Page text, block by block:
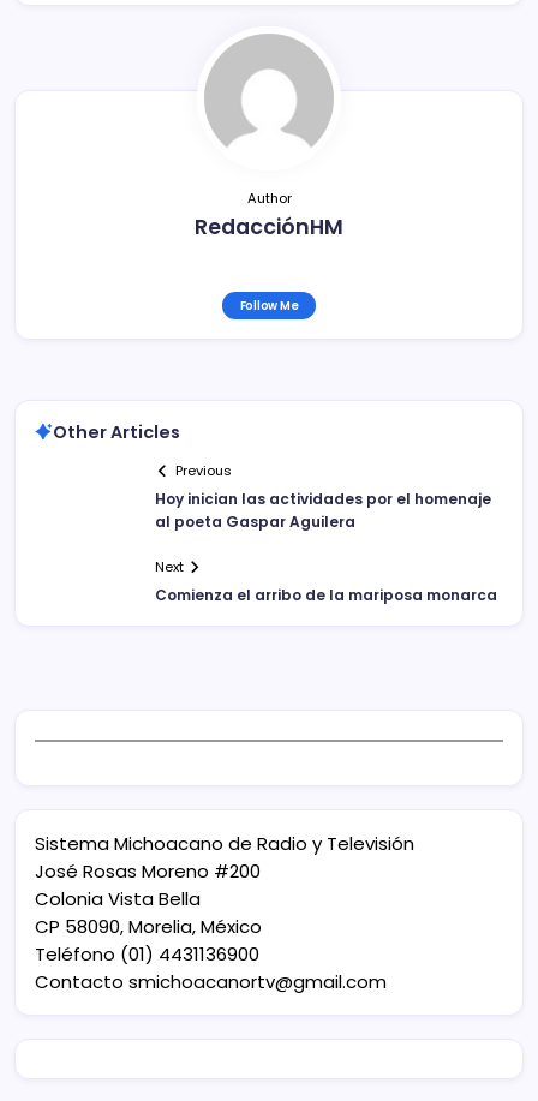
ar
tir
Author
RedacciónHM
Follow Me
Other Articles
Previous
Hoy inician las actividades por el homenaje
al poeta Gaspar Aguilera
Next
Comienza el arribo de la mariposa monarca
Sistema Michoacano de Radio y Televisión
José Rosas Moreno #200
Colonia Vista Bella
CP 58090, Morelia, México
Teléfono (01) 4431136900
Contacto smichoacanortv@gmail.com